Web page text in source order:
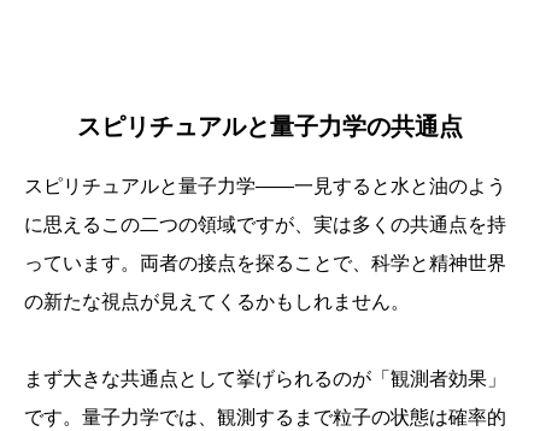
スピリチュアルと量子力学の共通点
スピリチュアルと量子力学——一見すると水と油のよう
に思えるこの二つの領域ですが、実は多くの共通点を持
っています。両者の接点を探ることで、科学と精神世界
の新たな視点が見えてくるかもしれません。
まず大きな共通点として挙げられるのが「観測者効果」
です。量子力学では、観測するまで粒子の状態は確率的